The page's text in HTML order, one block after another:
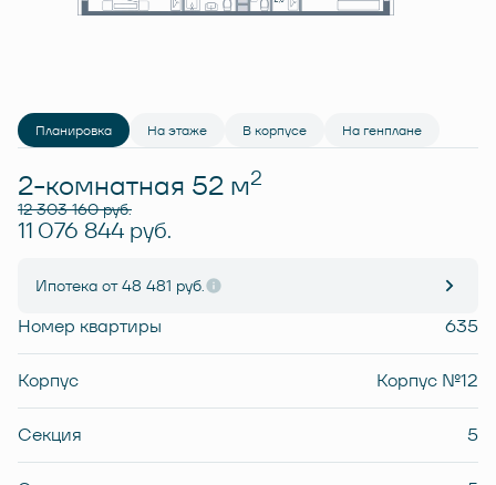
Планировка На этаже В корпусе На генплане
2-комнатная 52 м2
12 303 160 руб.
11 076 844 руб.
Ипотека от 48 481 руб.
Номер квартиры 635
Корпус Корпус №12
Секция 5